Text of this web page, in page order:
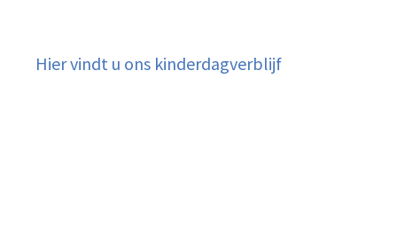
Hier vindt u ons kinderdagverblijf